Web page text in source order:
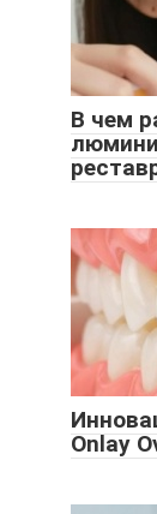
В чем
Onlay